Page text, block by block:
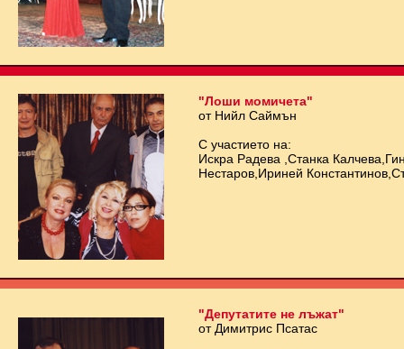
"Лоши момичета"
от Нийл Саймън
С участието на:
Искра Радева ,Станка
Нестаров,Ириней
"Депутатите не лъжат"
от Димитрис Псатас